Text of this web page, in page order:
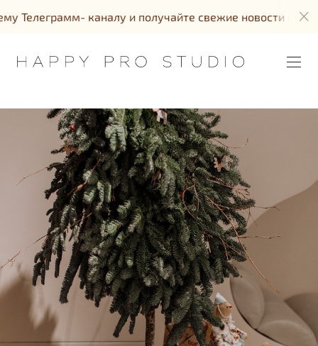
и получайте свежие новости и акции!!!